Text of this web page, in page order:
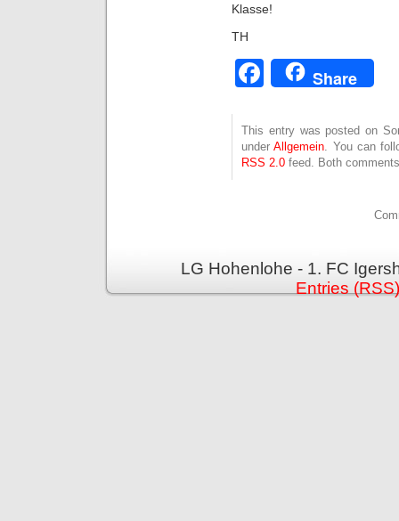
Klasse!
TH
Facebook
Share
This entry was posted on
underAllgemein . You can
RSS 2.0 feed. Both
LG Hohenlohe - 1. FC
Entries (RSS)